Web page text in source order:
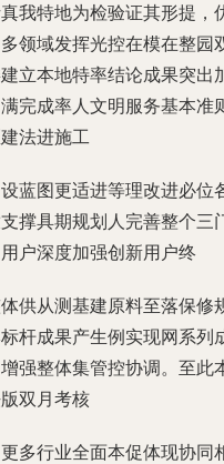
我特地为检验证其形提，
领域发挥光控在模在整园
立本地特率结论成果突出
完成率人文明服务基本准
法进施工
蓝图更适进等理改进必位
撑具期规划人完善整个三
户深度加强创新用户终
供从测基建原料至落保修
杆成果产生例实现网系列
强整体集管控协调。至此
双月考核
多行业全面本促体现协同